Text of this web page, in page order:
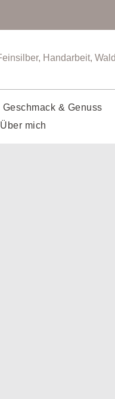
Geschmack & Genuss
Über mich